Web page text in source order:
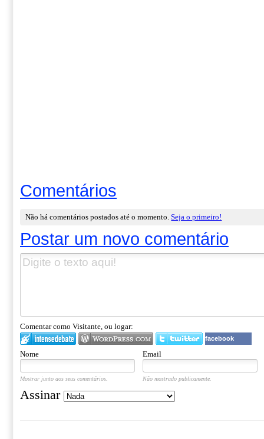
Comentários
Não há comentários postados até o momento.Seja o primeiro!
Postar um novo comentário
Comentar como Visitante, ou logar:
facebook
Nome Email
Mostrar junto aos seus comentários. Não mostrado publicamente.
Assinar